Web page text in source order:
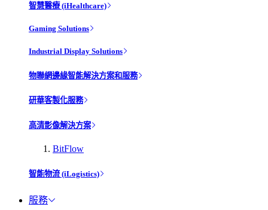
智慧醫療 (iHealthcare)
Gaming Solutions
Industrial Display Solutions
物聯網邊緣智能解決方案和服務
研華客製化服務
高清影像解決方案
BitFlow
智能物流 (iLogistics)
服務